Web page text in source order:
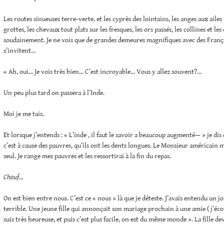
Les routes sinueuses terre-verte, et les cyprès des lointains, les anges aux
grottes, les chevaux tout plats sur les fresques, les ors passés, les collines et
soudainement. Je ne vois que de grandes demeures magnifiques avec des
s’invitent…
« Ah, oui… Je vois très bien… C’est incroyable… Vous y allez souvent?…
Un peu plus tard on passera à l’Inde.
Moi je me tais.
Et lorsque j’entends : « L’inde , il faut le savoir a beaucoup augmenté— » je dis
c’est à cause des pauvres, qu’ils ont les dents longues. Le Monsieur américain
seul. Je range mes pauvres et les ressortirai à la fin du repas.
Chouf…
On est bien entre nous. C’est ce « nous » là que je déteste. J’avais entendu un
terrible. Une jeune fille qui annonçait son mariage prochain à une amie (
suis très heureuse, et puis c’est plus facile, on est du même monde ». La fille